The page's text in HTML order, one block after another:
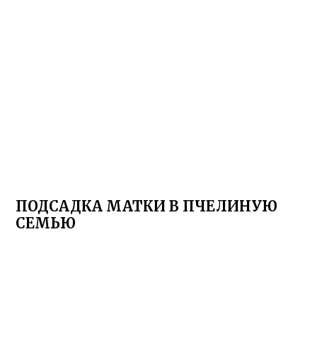
ПОДСАДКА МАТКИ В ПЧЕЛИНУЮ
СЕМЬЮ